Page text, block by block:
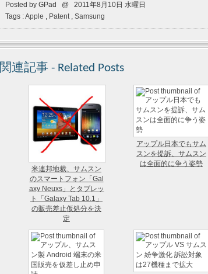
Posted by GPad @ 2011年8月10日 水曜日
Tags :Apple , Patent, Samsung
関連記事 - Related Posts
米連邦地裁、サムスン
のスマートフォン「Gal
axy Neuxs」とタブレッ
ト「Galaxy Tab 10.1」
の販売差止仮処分を決
定
アップル日本でもサム
スンを提訴、サムスン
は全面的に争う姿勢